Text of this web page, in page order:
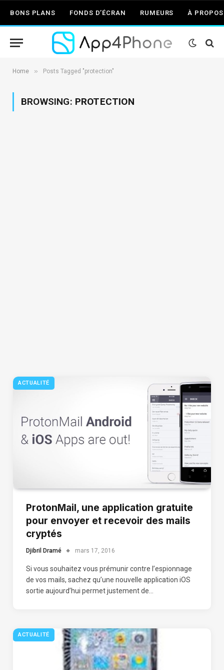
BONS PLANS FONDS D’ÉCRAN RUMEURS À PROPOS
Home » Posts Tagged "protection"
BROWSING: PROTECTION
ACTUALITÉ
ProtonMail, une application gratuite
pour envoyer et recevoir des mails
cryptés
Djibril Dramé mars 17, 2016
Si vous souhaitez vous prémunir contre l’espionnage
de vos mails, sachez qu’une nouvelle application iOS
sortie aujourd’hui permet justement de…
ACTUALITÉ